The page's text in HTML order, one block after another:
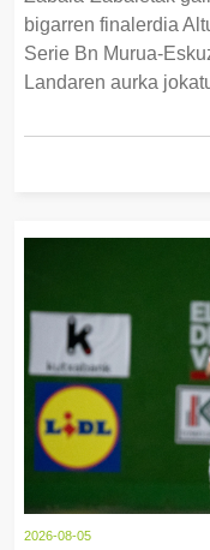
bigarren finalerdia
Serie Bn Murua-
Landaren aurka
2026-08-05